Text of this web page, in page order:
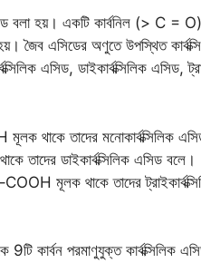
বলা হয়। একটি কার্বনিল (> C =
জৈব এসিডের অণুতে উপস্থিত
এসিড, ডাইকার্বক্সিলিক এসিড,
থাকে তাদের মনোকার্বক্সিলিক
তাদের ডাইকার্বক্সিলিক এসিড বলে।
মূলক থাকে তাদের
কার্বন পরমাণুযুক্ত কার্বক্সিলিক